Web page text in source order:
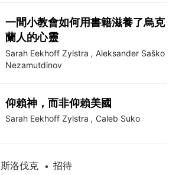
一間小教會如何用書籍滋養了烏克
蘭人的心靈
Sarah Eekhoff Zylstra , Aleksander Saško
Nezamutdinov
仰賴神，而非仰賴美國
Sarah Eekhoff Zylstra , Caleb Suko
斯洛伐克 • 招待